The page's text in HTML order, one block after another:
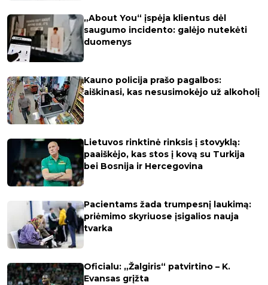
„About You“ įspėja klientus dėl
saugumo incidento: galėjo nutekėti
duomenys
Kauno policija prašo pagalbos:
aiškinasi, kas nesusimokėjo už alkoholį
Lietuvos rinktinė rinksis į stovyklą:
paaiškėjo, kas stos į kovą su Turkija
bei Bosnija ir Hercegovina
Pacientams žada trumpesnį laukimą:
priėmimo skyriuose įsigalios nauja
tvarka
Oficialu: „Žalgiris“ patvirtino – K.
Evansas grįžta